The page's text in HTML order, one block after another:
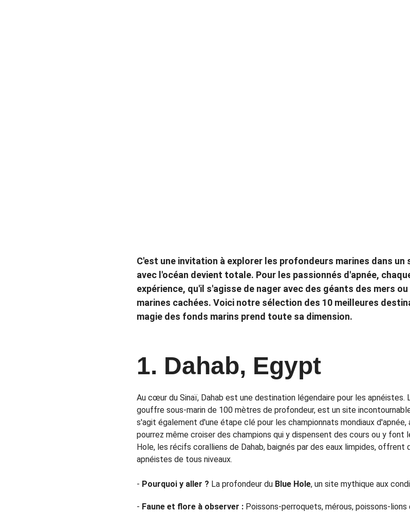
C'est une invitation à explorer les profondeurs marines dans un
avec l'océan devient totale. Pour les passionnés d'apnée,
expérience, qu'il s'agisse de nager avec des géants des mers
marines cachées. Voici notre sélection des 10 meilleures
magie des fonds marins prend toute sa dimension.
1. Dahab, Egypt
Au cœur du Sinaï, Dahab est une destination légendaire pour les apnéistes.
gouffre sous-marin de 100 mètres de profondeur, est un site
s'agit également d'une étape clé pour les championnats mondiaux
pourrez même croiser des champions qui y dispensent des cours ou y font
Hole, les récifs coralliens de Dahab, baignés par des eaux limpides,
apnéistes de tous niveaux.
- Pourquoi y aller ? La profondeur du Blue Hole, un site mythique aux
- Faune et flore à observer : Poissons-perroquets, mérous, poissons-